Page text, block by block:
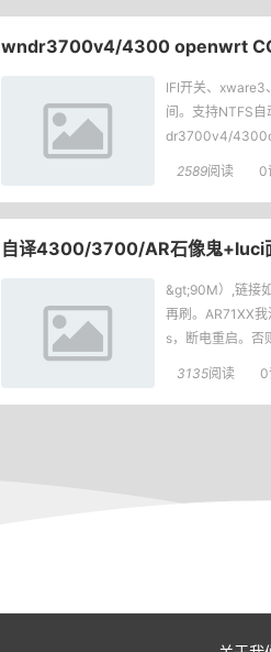
wndr3700v4/4300 openwrt
IFI开关、xware3
间。支持NTFS
dr3700v4/
2589阅读 0
自译4300/3700/AR石像鬼+luci
&gt;90M）,链接
再刷。AR71XX
s，断电重启。否
括密码和链接。4
3135阅读 0